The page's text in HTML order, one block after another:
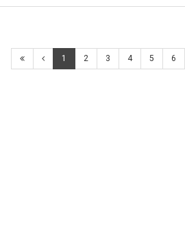
1 2 3 4 5 6